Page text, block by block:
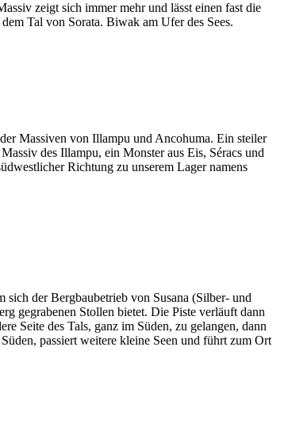
zeigt sich immer mehr und lässt einen fast die
Tal von Sorata. Biwak am Ufer des Sees.
Massiven von Illampu und Ancohuma. Ein steiler
des Illampu, ein Monster aus Eis, Séracs und
Richtung zu unserem Lager namens
sich der Bergbaubetrieb von Susana (Silber- und
gegrabenen Stollen bietet. Die Piste verläuft dann
Seite des Tals, ganz im Süden, zu gelangen, dann
passiert weitere kleine Seen und führt zum Ort